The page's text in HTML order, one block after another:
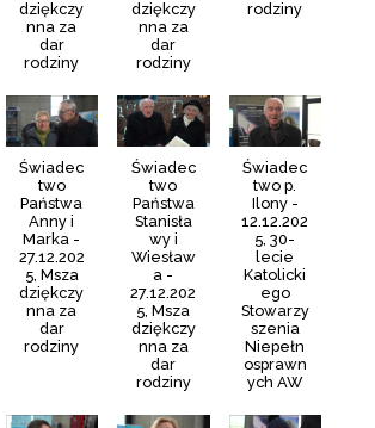
dziękczy
nna za
dar
rodziny
dziękczy
nna za
dar
rodziny
rodziny
Świadec
two
Państwa
Anny i
Marka -
27.12.202
5, Msza
dziękczy
nna za
dar
rodziny
Świadec
two
Państwa
Stanisła
wy i
Wiesław
a -
27.12.202
5, Msza
dziękczy
nna za
dar
rodziny
Świadec
two p.
Ilony -
12.12.202
5, 30-
lecie
Katolicki
ego
Stowarzy
szenia
Niepełn
osprawn
ych AW